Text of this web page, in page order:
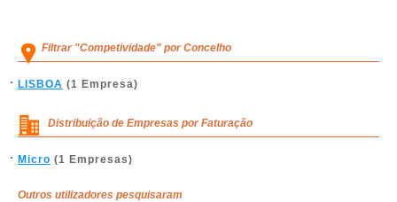
Filtrar "Competividade" por Concelho
LISBOA (1 Empresa)
Distribuição de Empresas por Faturação
Micro (1 Empresas)
Outros utilizadores pesquisaram